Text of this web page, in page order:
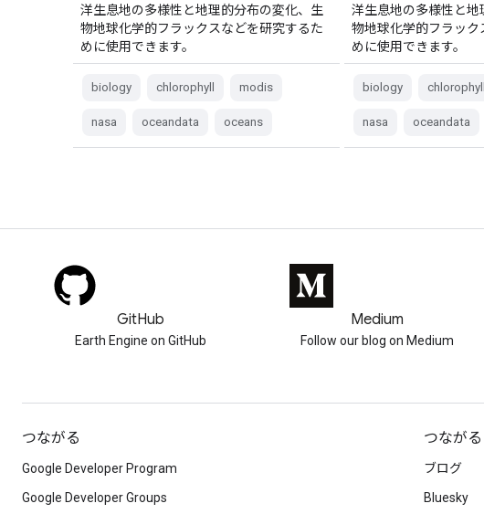
洋生息地の多様性と地理的分布の変化、生
物地球化学的フラックスなどを研究するた
めに使用できます。
biology chlorophyll modis
nasa oceandata oceans
洋生息地の多様性と地
物地球化学的フラック
めに使用できます。
biology chlorophyll
nasa oceandata
GitHub
Earth Engine on GitHub
Medium
Follow our blog on Medium
つながる
Google Developer Program
Google Developer Groups
つながる
ブログ
Bluesky